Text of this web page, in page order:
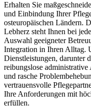
Erhalten Sie
und Einbindung Ihrer
osteuropäischen Ländern.
Lebherz steht Ihnen bei
Auswahl geeigneter
Integration in Ihren Alltag.
Dienstleistungen, darunter
reibungslose
und rasche
vertrauensvolle
Ihre Anforderungen mit
erfüllen.